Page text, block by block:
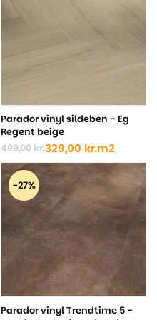
499,00 kr..
349,00 kr..
Parador vinyl sildeben - Eg
Regent beige
499,00kr.
Den
oprindelige
pris
var:
499,00 kr..
329,00 kr.
Den
aktuelle
pris
er:
329,00 kr..
m2
-27%
Parador vinyl Trendtime 5 -